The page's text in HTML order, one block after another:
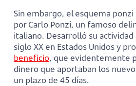
Sin embargo, el esquema
por Carlo Ponzi, un famoso
italiano. Desarrolló su actividad
siglo XX en Estados Unidos y
beneficio, que evidentemente
dinero que aportaban los
un plazo de 45 días.